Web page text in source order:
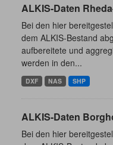
ALKIS-Daten
Bei den hier
dem ALKIS-Bestand
aufbereitete und
werden in den...
DXF NAS SHP
ALKIS-Daten
Bei den hier